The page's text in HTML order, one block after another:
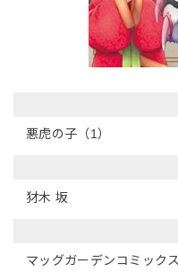
悪虎の子（1）
犲木 坂
マッグガーデンコミック